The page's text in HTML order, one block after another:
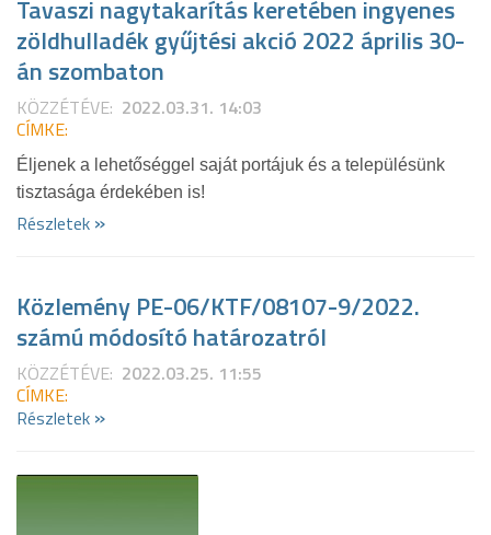
Tavaszi nagytakarítás keretében ingyenes
zöldhulladék gyűjtési akció 2022 április 30-
án szombaton
KÖZZÉTÉVE: 2022.03.31. 14:03
CÍMKE:
Éljenek a lehetőséggel saját portájuk és a településünk
tisztasága érdekében is!
Részletek »
Közlemény PE-06/KTF/08107-9/2022.
számú módosító határozatról
KÖZZÉTÉVE: 2022.03.25. 11:55
CÍMKE:
Részletek »